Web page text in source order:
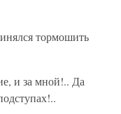
тормошить
и за мной!.. Да